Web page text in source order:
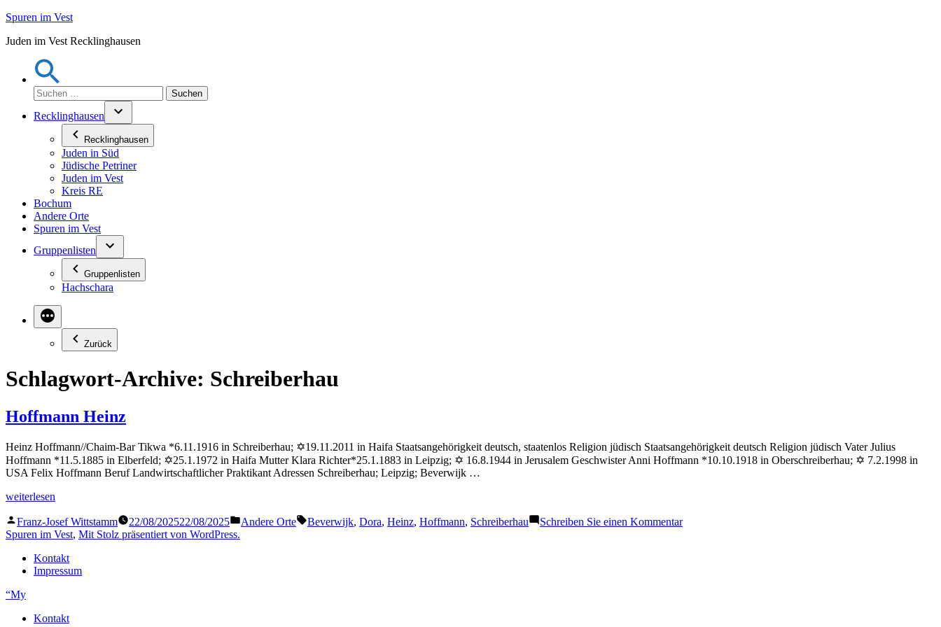
Zum
springen
Spuren im Vest
Juden im Vest Recklinghausen
Suchen
nach:
Recklinghausen
Recklinghausen
Juden in Süd
Jüdische Petriner
Juden im Vest
Kreis RE
Bochum
Andere Orte
Spuren im Vest
Gruppenlisten
Gruppenlisten
Hachschara
Zurück
Schlagwort-Archive: Schreiberhau
Hoffmann Heinz
Heinz Hoffmann//Chaim-Bar Tikwa *6.11.1916 in Schreiberhau; ✡19.11.2011 in Haifa Staatsangehörigkeit deutsch, staatenlos Religion jüdisch Staatsangehörigkeit deutsch Religion jüdisch Vater Julius
Hoffmann *11.5.1885 in Elberfeld; ✡25.1.1972 in Haifa Mutter Klara Richter*25.1.1883 in Leipzig; ✡ 16.8.1944 in Jerusalem Geschwister Anni Hoffmann *10.10.1918 in Oberschreiberhau; ✡ 7.2.1998 in
USA Felix Hoffmann Beruf Landwirtschaftlicher Praktikant Adressen Schreiberhau; Leipzig; Beverwijk …
„Hoffmann
weiterlesen
Veröffentlicht
von
Franz-Josef Wittstamm 22/08/202522/08/2025
Veröffentlicht
Andere Orte Schlagwörter:
Beverwijk, Dora, Heinz, Hoffmann, Schreiberhau Schreiben Sie einen Kommentarzu
Spuren im Vest, Mit Stolz präsentiert von WordPress.
Kontakt
Impressum
“My
Kontakt